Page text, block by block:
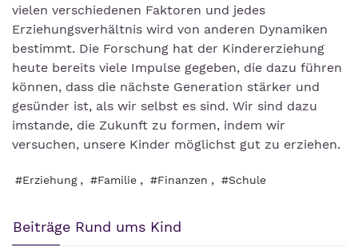
vielen verschiedenen Faktoren und jedes
Erziehungsverhältnis wird von anderen Dynamiken
bestimmt. Die Forschung hat der Kindererziehung
heute bereits viele Impulse gegeben, die dazu führen
können, dass die nächste Generation stärker und
gesünder ist, als wir selbst es sind. Wir sind dazu
imstande, die Zukunft zu formen, indem wir
versuchen, unsere Kinder möglichst gut zu erziehen.
#Erziehung , #Familie , #Finanzen , #Schule
Beiträge Rund ums Kind